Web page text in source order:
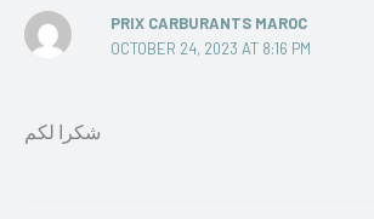
PRIX CARBURANTS MAROC
OCTOBER 24, 2023 AT 8:16 PM
شكرا لكم